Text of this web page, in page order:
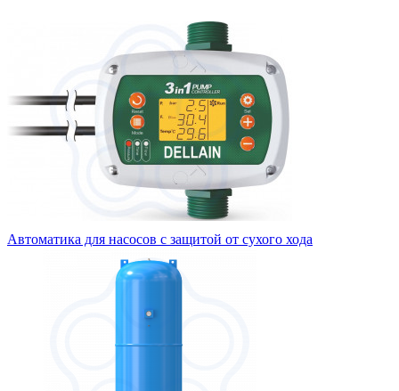
Автоматика для насосов с защитой от сухого хода